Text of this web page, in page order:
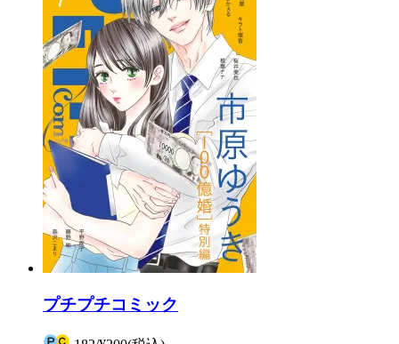
プチプチコミック